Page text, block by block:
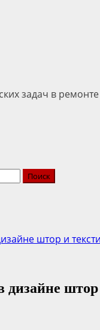
задач в ремонте
штор и
штор